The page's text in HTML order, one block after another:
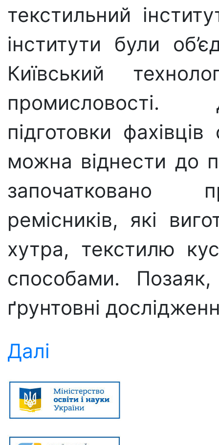
текстильний
інститути були
Київський
промисловості.
підготовки
можна віднести до
започатковано
ремісників, які
хутра, текстилю
способами.
ґрунтовні
Далі